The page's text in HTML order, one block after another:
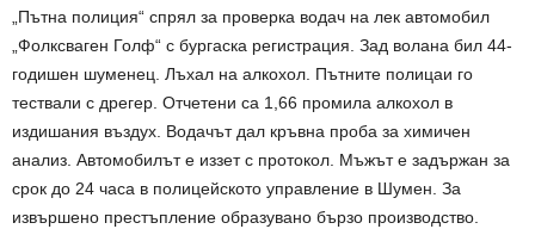
„Пътна полиция“ спрял за проверка водач на лек автомобил
„Фолксваген Голф“ с бургаска регистрация. Зад волана бил 44-
годишен шуменец. Лъхал на алкохол. Пътните полицаи го
тествали с дрегер. Отчетени са 1,66 промила алкохол в
издишания въздух. Водачът дал кръвна проба за химичен
анализ. Автомобилът е иззет с протокол. Мъжът е задържан за
срок до 24 часа в полицейското управление в Шумен. За
извършено престъпление образувано бързо производство.